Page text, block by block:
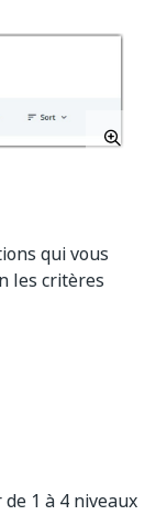
qui vous
les critères
1 à 4 niveaux